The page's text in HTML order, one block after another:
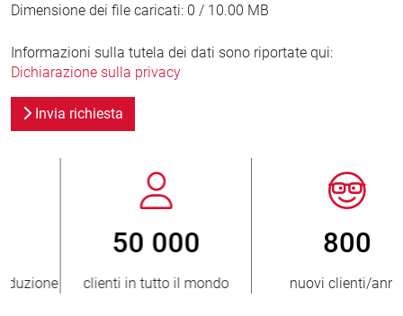
Dimensione dei file caricati: 0 / 10.00 MB
Informazioni sulla tutela dei dati sono riportate qui:
Dichiarazione sulla privacy
Invia richiesta
800
nuovi clienti/anno
> 3 500 000
unità vendute